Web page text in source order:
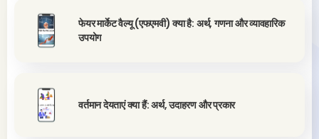
फेयर मार्केट वैल्यू (एफएमवी) क्या है: अर्थ, गणना और व्यावहारिक
उपयोग
वर्तमान देयताएं क्या हैं: अर्थ, उदाहरण और प्रकार